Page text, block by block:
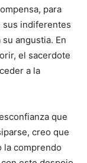
para
sus indiferentes
angustia. En
el sacerdote
a la
que
creo que
la comprendo